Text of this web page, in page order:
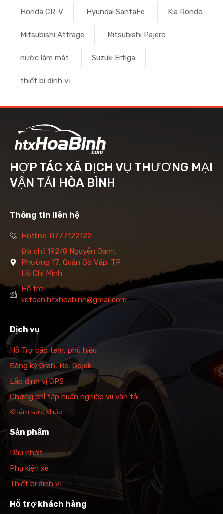
Honda CR-V Hyundai SantaFe Kia Rondo
Mitsubishi Attrage Mitsubishi Pajero
nước làm mát Suzuki Ertiga
thiết bị định vị
HỢP TÁC XÃ DỊCH VỤ THƯƠNG MẠI
VẬN TẢI HÒA BÌNH
Thông tin liên hệ
Hotline: 0777122122
Địa chỉ: 192/8 Nguyễn Oanh,
Phường 17, Quận Gò Vấp, TP
Hồ Chí Minh
Hỗ trợ:
ketoan.htxhoabinh@gmail.com
Dịch vụ
Hỗ Trợ cấp tem, phù hiệu
Đăng ký Grab, Be, Gojek
Lắp định vị GPS
Chứng chỉ tập huấn nghiệp vụ vận tải
Khám sức khỏe
Sản phẩm
Dầu nhớt
Phụ kiện xe
Thiết bị định vị
Hỗ trợ khách hàng